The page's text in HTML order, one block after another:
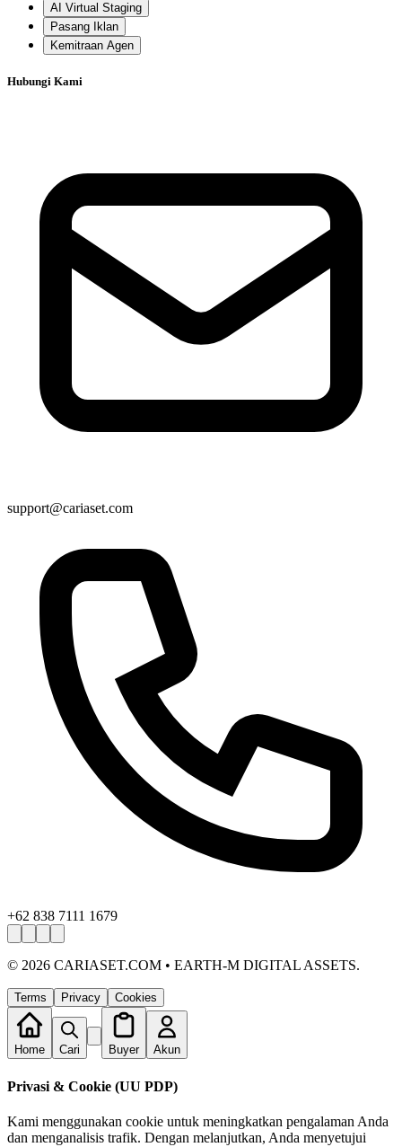
AI Virtual Staging
Pasang Iklan
Kemitraan Agen
Hubungi Kami
support@cariaset.com
+62 838 7111 1679
© 2026 CARIASET.COM • EARTH-M DIGITAL ASSETS.
Terms Privacy Cookies
Home Cari Buyer Akun
Privasi & Cookie (UU PDP)
Kami menggunakan cookie untuk meningkatkan pengalaman Anda
dan menganalisis trafik. Dengan melanjutkan, Anda menyetujui